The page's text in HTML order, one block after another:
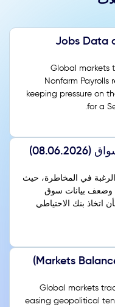
Jobs Data
Global markets
Nonfarm
keeping pressure on
for a
في المخاطرة، حيث
وضعف بيانات سوق
اتخاذ بنك الاحتياطي
Markets
Global markets
easing geopolitical